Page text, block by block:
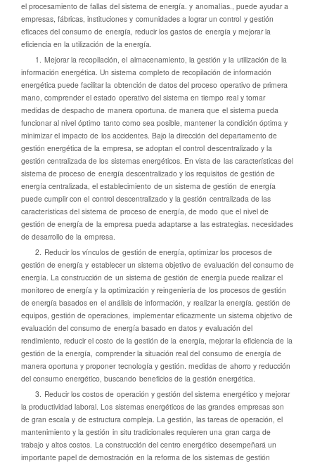
el procesamiento de fallas del sistema de energía. y anomalías., puede ayudar a
empresas, fábricas, instituciones y comunidades a lograr un control y gestión
eficaces del consumo de energía, reducir los gastos de energía y mejorar la
eficiencia en la utilización de la energía.
1. Mejorar la recopilación, el almacenamiento, la gestión y la utilización de la
información energética. Un sistema completo de recopilación de información
energética puede facilitar la obtención de datos del proceso operativo de primera
mano, comprender el estado operativo del sistema en tiempo real y tomar
medidas de despacho de manera oportuna. de manera que el sistema pueda
funcionar al nivel óptimo tanto como sea posible, mantener la condición óptima y
minimizar el impacto de los accidentes. Bajo la dirección del departamento de
gestión energética de la empresa, se adoptan el control descentralizado y la
gestión centralizada de los sistemas energéticos. En vista de las características del
sistema de proceso de energía descentralizado y los requisitos de gestión de
energía centralizada, el establecimiento de un sistema de gestión de energía
puede cumplir con el control descentralizado y la gestión centralizada de las
características del sistema de proceso de energía, de modo que el nivel de
gestión de energía de la empresa pueda adaptarse a las estrategias. necesidades
de desarrollo de la empresa.
2. Reducir los vínculos de gestión de energía, optimizar los procesos de
gestión de energía y establecer un sistema objetivo de evaluación del consumo de
energía. La construcción de un sistema de gestión de energía puede realizar el
monitoreo de energía y la optimización y reingeniería de los procesos de gestión
de energía basados ​​en el análisis de información, y realizar la energía. gestión de
equipos, gestión de operaciones, implementar eficazmente un sistema objetivo de
evaluación del consumo de energía basado en datos y evaluación del
rendimiento, reducir el costo de la gestión de la energía, mejorar la eficiencia de la
gestión de la energía, comprender la situación real del consumo de energía de
manera oportuna y proponer tecnología y gestión. medidas de ahorro y reducción
del consumo energético, buscando beneficios de la gestión energética.
3. Reducir los costos de operación y gestión del sistema energético y mejorar
la productividad laboral. Los sistemas energéticos de las grandes empresas son
de gran escala y de estructura compleja. La gestión, las tareas de operación, el
mantenimiento y la gestión in situ tradicionales requieren una gran carga de
trabajo y altos costos. La construcción del centro energético desempeñará un
importante papel de demostración en la reforma de los sistemas de gestión